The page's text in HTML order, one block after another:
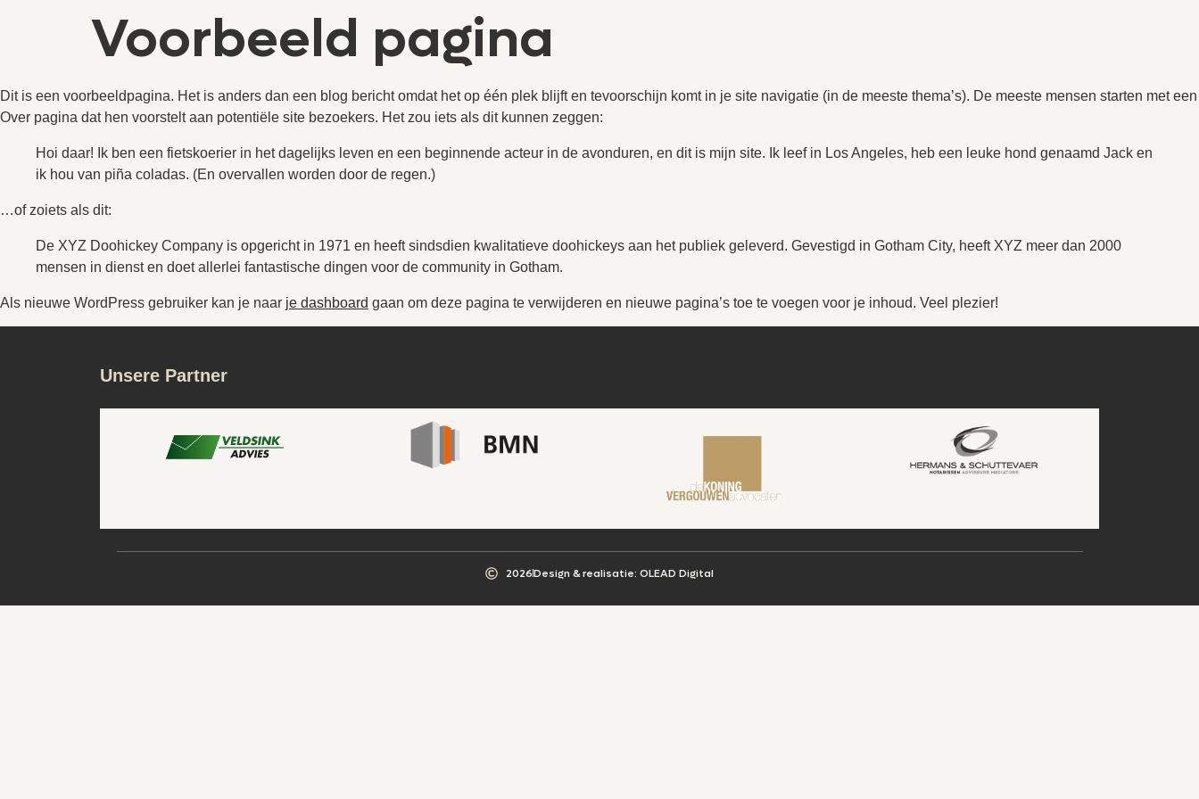
Voorbeeld pagina
Dit is een voorbeeldpagina. Het is anders dan een blog bericht omdat het op één plek blijft en tevoorschijn komt in je site navigatie (in de meeste thema’s). De meeste mensen starten met een
Over pagina dat hen voorstelt aan potentiële site bezoekers. Het zou iets als dit kunnen zeggen:
Hoi daar! Ik ben een fietskoerier in het dagelijks leven en een beginnende acteur in de avonduren, en dit is mijn site. Ik leef in Los Angeles, heb een leuke hond genaamd Jack en
ik hou van piña coladas. (En overvallen worden door de regen.)
…of zoiets als dit:
De XYZ Doohickey Company is opgericht in 1971 en heeft sindsdien kwalitatieve doohickeys aan het publiek geleverd. Gevestigd in Gotham City, heeft XYZ meer dan 2000
mensen in dienst en doet allerlei fantastische dingen voor de community in Gotham.
Als nieuwe WordPress gebruiker kan je naar je dashboard gaan om deze pagina te verwijderen en nieuwe pagina’s toe te voegen voor je inhoud. Veel plezier!
Unsere Partner
2026Design & realisatie: OLEAD Digital